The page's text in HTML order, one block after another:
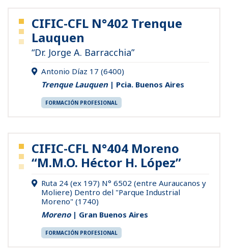
CIFIC-CFL N°402 Trenque
Lauquen
“Dr. Jorge A. Barracchia”
Antonio Díaz 17 (6400)
Trenque Lauquen| Pcia. Buenos Aires
FORMACIÓN PROFESIONAL
CIFIC-CFL N°404 Moreno
“M.M.O. Héctor H. López”
Ruta 24 (ex 197) N° 6502 (entre Auraucanos y
Moliere) Dentro del "Parque Industrial
Moreno" (1740)
Moreno| Gran Buenos Aires
FORMACIÓN PROFESIONAL